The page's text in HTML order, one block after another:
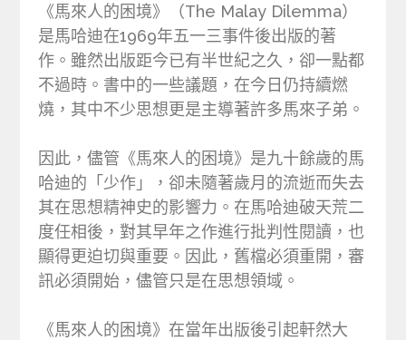
《馬來人的困境》（The Malay Dilemma）
是馬哈迪在1969年五一三事件後出版的著
作。雖然出版距今已有半世紀之久，卻一點都
不過時。書中的一些議題，在今日仍持續燃
燒，其中不少思想更是主導著許多馬來子弟。
因此，儘管《馬來人的困境》是九十餘歲的馬
哈迪的「少作」，卻未隨著歲月的流逝而失去
其在思想精神史的影響力。在馬哈迪破天荒二
度任相後，對其早年之作進行批判性閱讀，也
顯得更迫切與重要。因此，舊檔必須重開，審
訊必須開始，儘管只是在思想領域。
《馬來人的困境》在當年出版後引起軒然大